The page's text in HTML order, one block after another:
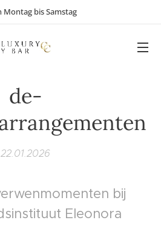
Montag bis Samstag
de-
22.01.2026
bij
Eleonora